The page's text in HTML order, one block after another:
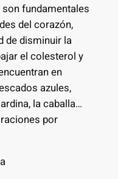
fundamentales
del corazón,
de disminuir la
el colesterol y
en
azules,
la caballa…
por